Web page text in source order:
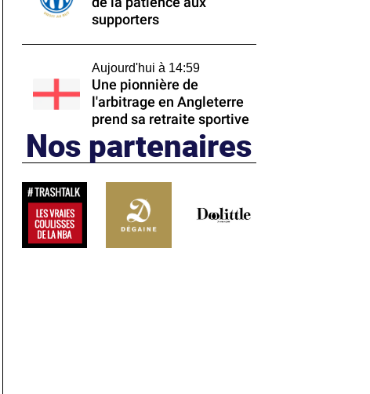
supporters
Aujourd'hui à 14:59
Une pionnière de
l'arbitrage en Angleterre
prend sa retraite sportive
Nos partenaires